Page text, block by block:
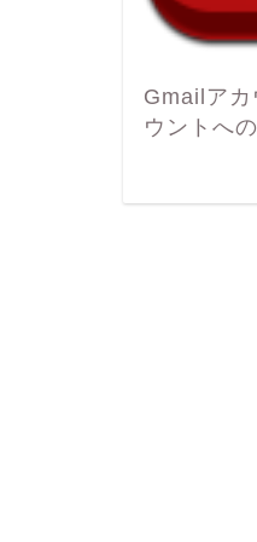
Gmailアカ
ウントへ